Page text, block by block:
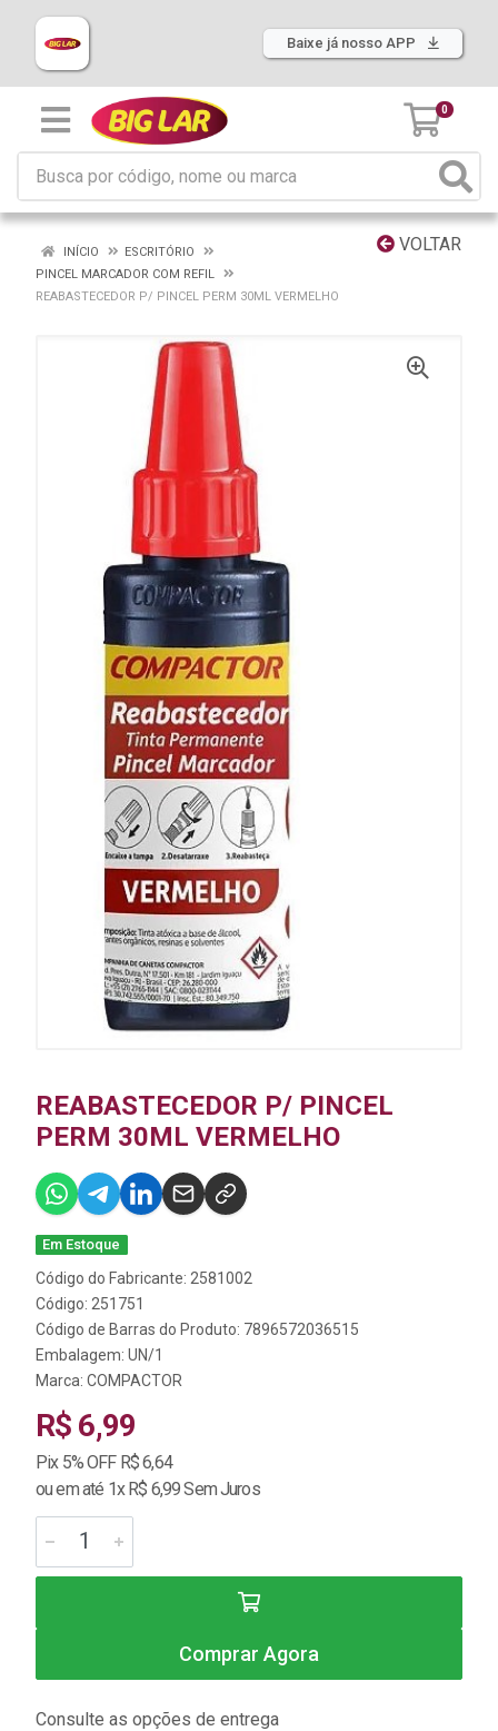
Baixe já nosso APP
0
VOLTAR
INÍCIO
ESCRITÓRIO
PINCEL MARCADOR COM REFIL
REABASTECEDOR P/ PINCEL PERM 30ML VERMELHO
REABASTECEDOR P/ PINCEL
PERM 30ML VERMELHO
Em Estoque
Código do Fabricante: 2581002
Código: 251751
Código de Barras do Produto: 7896572036515
Embalagem: UN/1
Marca: COMPACTOR
R$ 6,99
Pix 5% OFF R$ 6,64
ou em até 1x R$ 6,99 Sem Juros
Comprar Agora
Consulte as opções de entrega